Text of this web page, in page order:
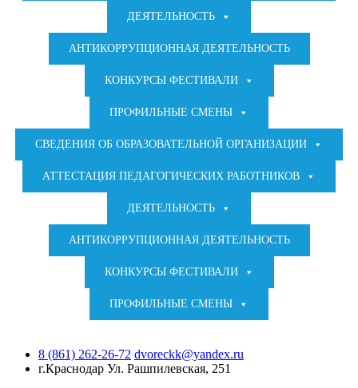
ДЕЯТЕЛЬНОСТЬ
АНТИКОРРУПЦИОННАЯ ДЕЯТЕЛЬНОСТЬ
КОНКУРСЫ ФЕСТИВАЛИ
ПРОФИЛЬНЫЕ СМЕНЫ
СВЕДЕНИЯ ОБ ОБРАЗОВАТЕЛЬНОЙ ОРГАНИЗАЦИИ
АТТЕСТАЦИЯ ПЕДАГОГИЧЕСКИХ РАБОТНИКОВ
ДЕЯТЕЛЬНОСТЬ
АНТИКОРРУПЦИОННАЯ ДЕЯТЕЛЬНОСТЬ
КОНКУРСЫ ФЕСТИВАЛИ
ПРОФИЛЬНЫЕ СМЕНЫ
8 (861) 262-26-72 dvoreckk@yandex.ru
г.Краснодар Ул. Рашпилевская, 251